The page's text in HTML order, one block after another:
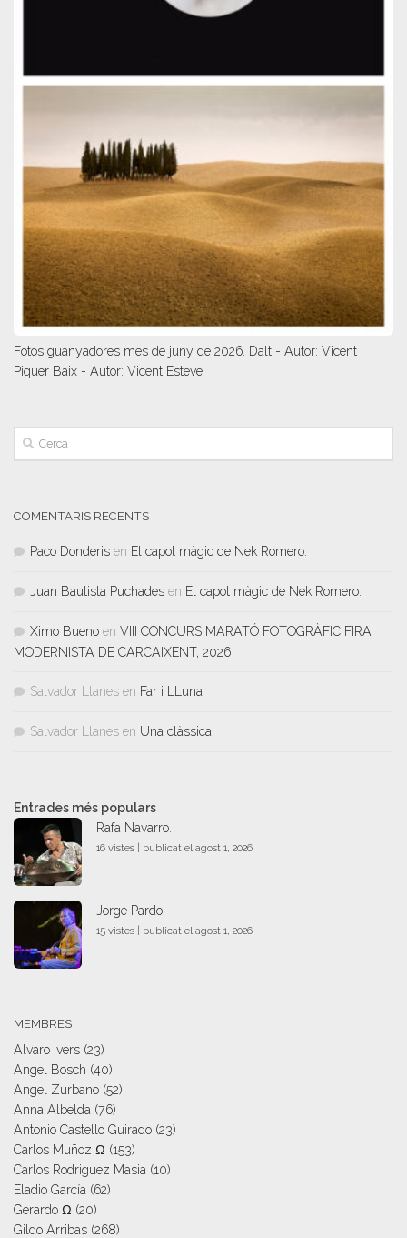
Fotos guanyadores mes de juny de 2026. Dalt - Autor: Vicent
Piquer Baix - Autor: Vicent Esteve
COMENTARIS RECENTS
Paco Donderis en El capot màgic de Nek Romero.
Juan Bautista Puchades en El capot màgic de Nek Romero.
Ximo Bueno en VIII CONCURS MARATÓ FOTOGRÀFIC FIRA
MODERNISTA DE CARCAIXENT, 2026
Salvador Llanes en Far i LLuna
Salvador Llanes en Una clàssica
Entrades més populars
Rafa Navarro.
16 vistes | publicat el agost 1, 2026
Jorge Pardo.
15 vistes | publicat el agost 1, 2026
MEMBRES
Alvaro Ivers (23)
Angel Bosch (40)
Angel Zurbano (52)
Anna Albelda (76)
Antonio Castello Guirado (23)
Carlos Muñoz Ω (153)
Carlos Rodriguez Masia (10)
Eladio García (62)
Gerardo Ω (20)
Gildo Arribas (268)